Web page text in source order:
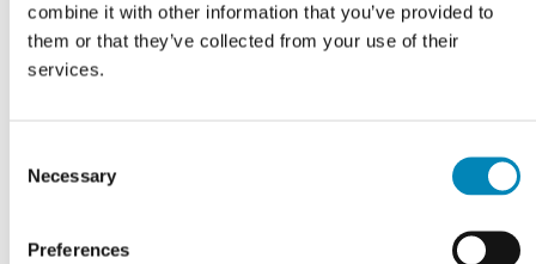
combine it with other information that you’ve provided to
them or that they’ve collected from your use of their
services.
Selection
Necessary
Preferences
1.878,00